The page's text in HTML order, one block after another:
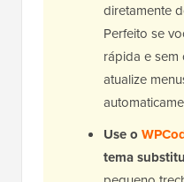
diretamente
Perfeito se
rápida e
atualize
Use o
tema